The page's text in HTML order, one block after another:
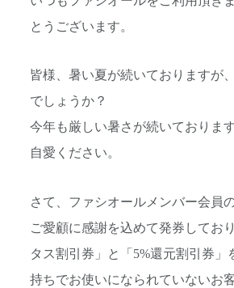
とうございます。
皆様、暑い夏が続いておりますが
でしょうか？
今年も厳しい暑さが続いておりま
自愛ください。
さて、ファシオールメンバー会員
ご愛顧に感謝を込めて発券してお
タス割引券」と「5%還元割引券」
持ちでお使いになられていないお客